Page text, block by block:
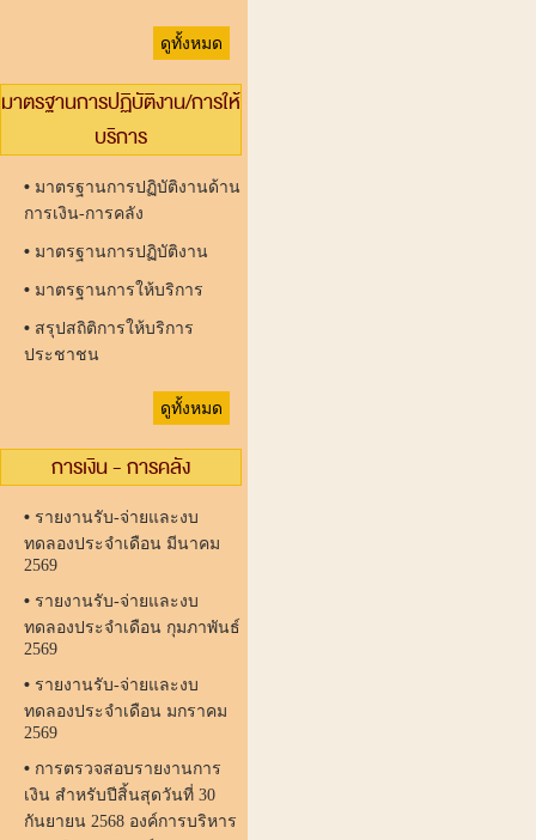
ดูทั้งหมด
มาตรฐานการปฏิบัติงาน/การให้
บริการ
• มาตรฐานการปฏิบัติงานด้าน
การเงิน-การคลัง
• มาตรฐานการปฏิบัติงาน
• มาตรฐานการให้บริการ
• สรุปสถิติการให้บริการ
ประชาชน
ดูทั้งหมด
การเงิน - การคลัง
• รายงานรับ-จ่ายและงบ
ทดลองประจำเดือน มีนาคม
2569
• รายงานรับ-จ่ายและงบ
ทดลองประจำเดือน กุมภาพันธ์
2569
• รายงานรับ-จ่ายและงบ
ทดลองประจำเดือน มกราคม
2569
• การตรวจสอบรายงานการ
เงิน สำหรับปีสิ้นสุดวันที่ 30
กันยายน 2568 องค์การบริหาร